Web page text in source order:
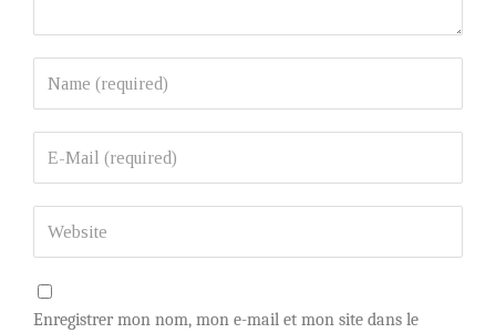
Enregistrer mon nom, mon e-mail et mon site dans le